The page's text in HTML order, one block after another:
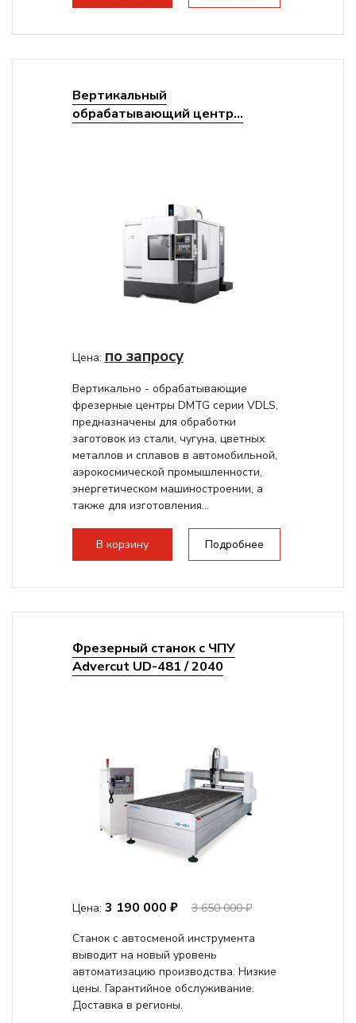
Вертикальный
обрабатывающий центр...
Цена: по запросу
Вертикально - обрабатывающие
фрезерные центры DMTG серии VDLS,
предназначены для обработки
заготовок из стали, чугуна, цветных
металлов и сплавов в автомобильной,
аэрокосмической промышленности,
энергетическом машиностроении, а
также для изготовления...
В корзину Подробнее
Фрезерный станок с ЧПУ
Advercut UD-481 / 2040
Цена: 3 190 000 ₽
3 650 000 ₽
Станок с автосменой инструмента
выводит на новый уровень
автоматизацию производства. Низкие
цены. Гарантийное обслуживание.
Доставка в регионы.